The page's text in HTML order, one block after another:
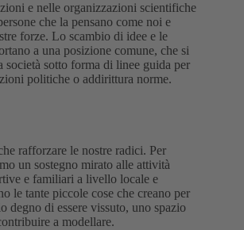
e nelle organizzazioni scientifiche
che la pensano come noi e
forze. Lo scambio di idee e le
a una posizione comune, che si
società sotto forma di linee guida per
politiche o addirittura norme.
rafforzare le nostre radici. Per
un sostegno mirato alle attività
e familiari a livello locale e
le tante piccole cose che creano per
degno di essere vissuto, uno spazio
a modellare.